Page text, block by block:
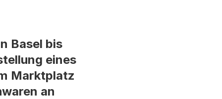
Basel bis
eines
Marktplatz
an